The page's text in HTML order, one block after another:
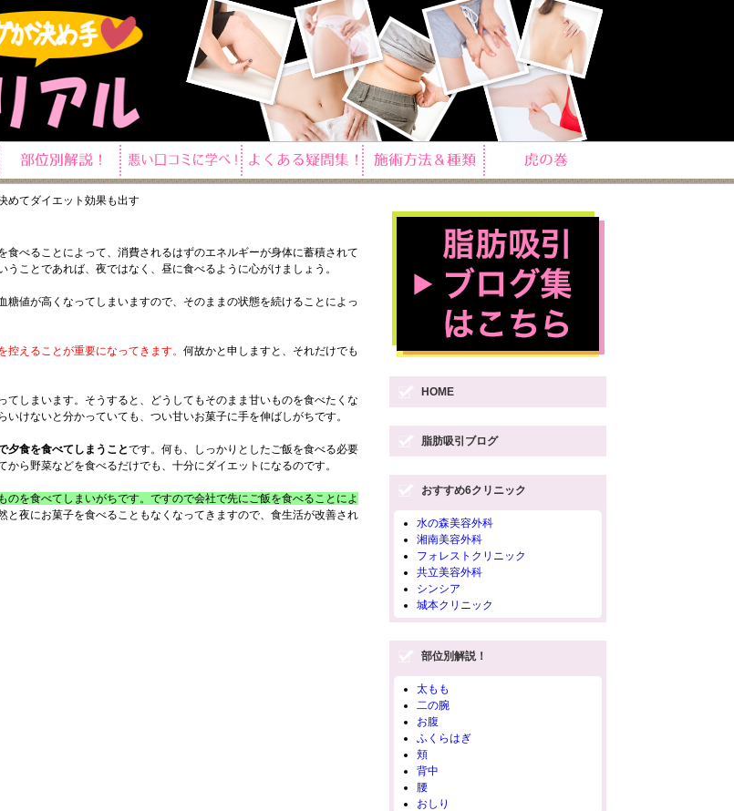
めてダイエット効果も出す
べることによって、消費されるはずのエネルギーが身体に蓄積されて
ことであれば、夜ではなく、昼に食べるように心がけましょう。
値が高くなってしまいますので、そのままの状態を続けることによっ
えることが重要になってきます。 何故かと申しますと、それだけでも
しまいます。そうすると、どうしてもそのまま甘いものを食べたくな
けないと分かっていても、つい甘いお菓子に手を伸ばしがちです。
夕食を食べてしまうことです。何も、しっかりとしたご飯を食べる必要
ら野菜などを食べるだけでも、十分にダイエットになるのです。
を食べてしまいがちです。ですので会社で先にご飯を食べることによ
と夜にお菓子を食べることもなくなってきますので、食生活が改善され
HOME
脂肪吸引ブログ
おすすめ6クリニック
水の森美容外科
湘南美容外科
フォレストクリニック
共立美容外科
シンシア
城本クリニック
部位別解説！
太もも
二の腕
お腹
ふくらはぎ
頬
背中
腰
おしり